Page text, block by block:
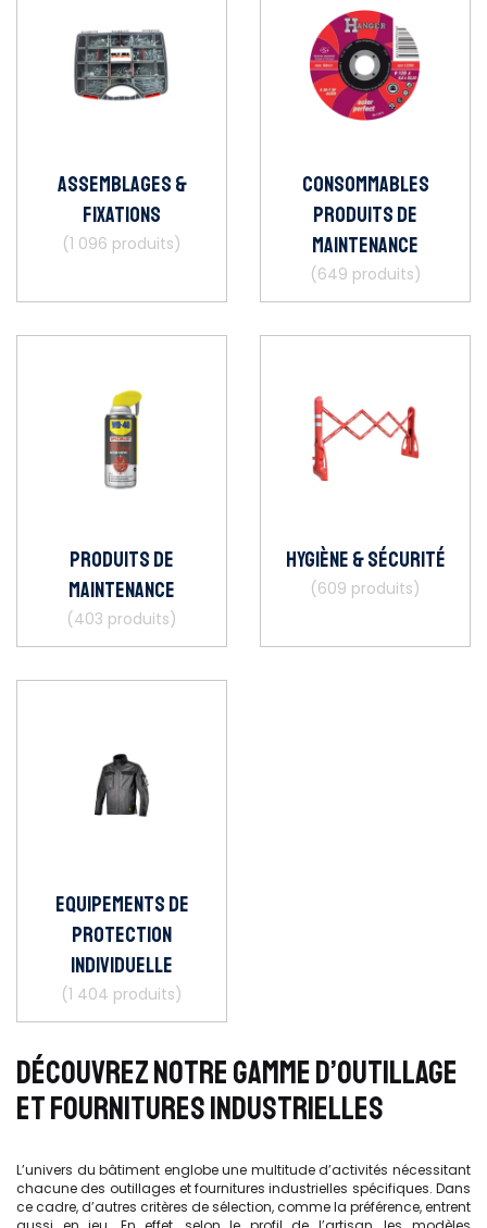
Assemblages &
Fixations
(1 096 produits)
Consommables
Produits de
maintenance
(649 produits)
Produits de
maintenance
(403 produits)
Hygiène & Sécurité
(609 produits)
Equipements de
protection
individuelle
(1 404 produits)
DÉCOUVREZ NOTRE GAMME D’OUTILLAGE
ET FOURNITURES INDUSTRIELLES
L’univers du bâtiment englobe une multitude d’activités nécessitant
chacune des outillages et fournitures industrielles spécifiques. Dans
ce cadre, d’autres critères de sélection, comme la préférence, entrent